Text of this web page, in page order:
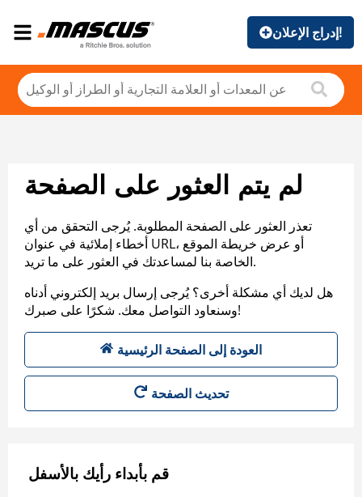
إدراج الإعلان!
لم يتم العثور على الصفحة
تعذر العثور على الصفحة المطلوبة. يُرجى التحقق من أي
أخطاء إملائية في عنوان URL، أو عرض خريطة الموقع
الخاصة بنا لمساعدتك في العثور على ما تريد.
هل لديك أي مشكلة أخرى؟ يُرجى إرسال بريد إلكتروني أدناه
وسنعاود التواصل معك. شكرًا على صبرك!
العودة إلى الصفحة الرئيسية
تحديث الصفحة
قم بأبداء رأيك بالأسفل